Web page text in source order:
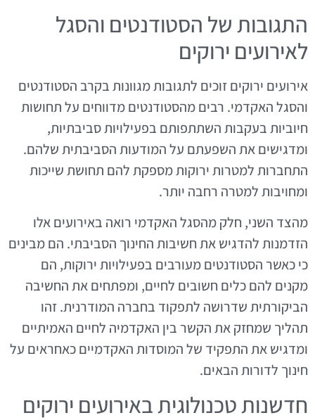
התגובות של הסטודנטים והסגל
לאירועים ירוקים
אירועים ירוקים זוכים לתגובות מגוונות בקרב הסטודנטים
והסגל האקדמי. רבים מהסטודנטים מדווחים על תחושות
חיוביות בעקבות השתתפותם בפעילויות סביבתיות,
ומדגישים את השפעתם על המודעות הסביבתית שלהם.
התחברות למטרות ירוקות מספקת להם תחושת שייכות
ומחויבות למטרה רחבה יותר.
מהצד השני, חלק מהסגל האקדמי רואה באירועים אלו
הזדמנות להדגיש את חשיבות החינוך הסביבתי. הם מבינים
כי כאשר הסטודנטים מעורבים בפעילויות ירוקות, הם
מקנים להם כלים חשובים לחיים, ומפתחים את החשיבה
הביקורתית שדרושה לתפקוד בחברה המודרנית. זהו
תהליך שמחזק את הקשר בין האקדמיה לחיים האמיתיים
ומדגיש את התפקיד של המוסדות האקדמיים כאחראים על
חינוך לדורות הבאים.
חדשנות טכנולוגית באירועים ירוקים